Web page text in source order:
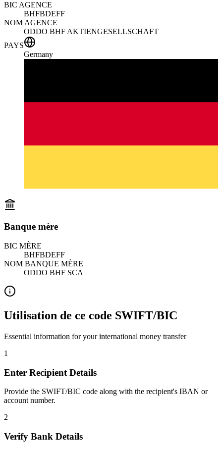
BIC AGENCE
BHFBDEFF
NOM AGENCE
ODDO BHF AKTIENGESELLSCHAFT
PAYS
Germany
Banque mère
BIC MÈRE
BHFBDEFF
NOM BANQUE MÈRE
ODDO BHF SCA
Utilisation de ce code SWIFT/BIC
Essential information for your international money transfer
1
Enter Recipient Details
Provide the SWIFT/BIC code along with the recipient's IBAN or
account number.
2
Verify Bank Details